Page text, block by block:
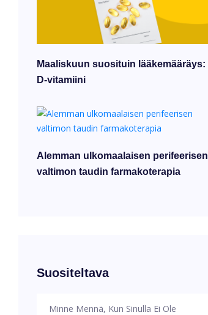
Maaliskuun suosituin lääkemääräys:
D-vitamiini
Alemman ulkomaalaisen perifeerisen
valtimon taudin farmakoterapia
Suositeltava
Minne Mennä, Kun Sinulla Ei Ole